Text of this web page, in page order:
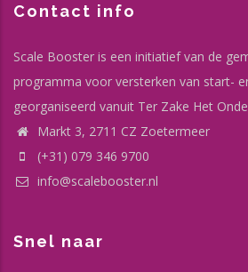
Contact info
Scale Booster is een initiatief van de
programma voor versterken van start-
georganiseerd vanuit Ter Zake Het
Markt 3, 2711 CZ Zoetermeer
(+31) 079 346 9700
info@scalebooster.nl
Snel naar